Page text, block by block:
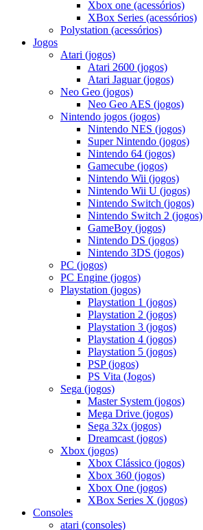
Xbox one (acessórios)
XBox Series (acessórios)
Polystation (acessórios)
Jogos
Atari (jogos)
Atari 2600 (jogos)
Atari Jaguar (jogos)
Neo Geo (jogos)
Neo Geo AES (jogos)
Nintendo jogos (jogos)
Nintendo NES (jogos)
Super Nintendo (jogos)
Nintendo 64 (jogos)
Gamecube (jogos)
Nintendo Wii (jogos)
Nintendo Wii U (jogos)
Nintendo Switch (jogos)
Nintendo Switch 2 (jogos)
GameBoy (jogos)
Nintendo DS (jogos)
Nintendo 3DS (jogos)
PC (jogos)
PC Engine (jogos)
Playstation (jogos)
Playstation 1 (jogos)
Playstation 2 (jogos)
Playstation 3 (jogos)
Playstation 4 (jogos)
Playstation 5 (jogos)
PSP (jogos)
PS Vita (Jogos)
Sega (jogos)
Master System (jogos)
Mega Drive (jogos)
Sega 32x (jogos)
Dreamcast (jogos)
Xbox (jogos)
Xbox Clássico (jogos)
Xbox 360 (jogos)
Xbox One (jogos)
XBox Series X (jogos)
Consoles
atari (consoles)